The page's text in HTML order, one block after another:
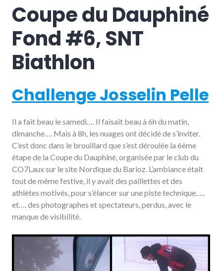
Coupe du Dauphiné
Fond #6, SNT
Biathlon
Challenge Josselin Pelle
Il a fait beau le samedi…. Il faisait beau à 6h du matin,
dimanche…. Mais à 8h, les nuages ont décidé de s’inviter.
C’est donc dans le brouillard que s’est déroulée la 6ème
étape de la Coupe du Dauphiné, organisée par le club du
CO7Laux sur le site Nordique du Barioz. L’ambiance était
tout de même festive, il y avait des paillettes et des
athlètes motivés, pour s’élancer sur une piste technique…..
et…. des photographes et spectateurs, perdus, avec le
manque de visibilité.